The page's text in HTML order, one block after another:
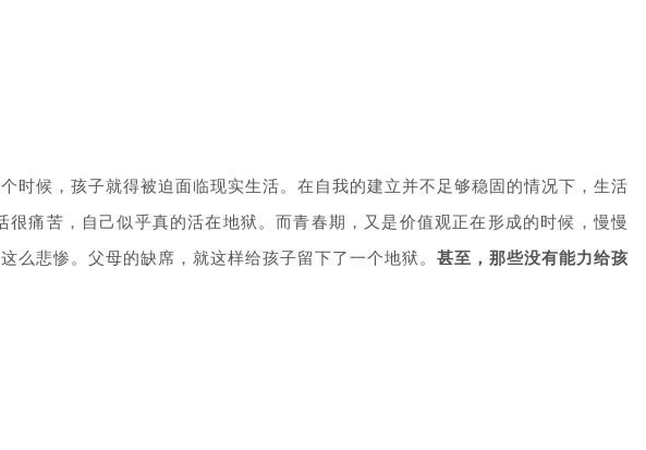
时候，孩子就得被迫面临现实生活。在自我的建立并不足够稳固的情况下，生活
痛苦，自己似乎真的活在地狱。而青春期，又是价值观正在形成的时候，慢慢
悲惨。父母的缺席，就这样给孩子留下了一个地狱。 甚至，那些没有能力给孩